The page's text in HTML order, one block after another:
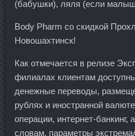
(бабушки), ляля (если
Body Pharm со скидкой
Новошахтинск!
Как отмечается в релизе
филиалах клиентам
денежные переводы,
рублях и иностранной
операции, интернет-банкинг,
словам, параметры